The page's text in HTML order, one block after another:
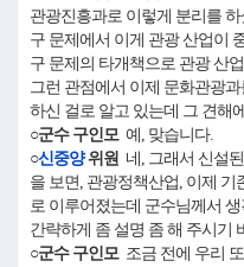
관광진흥과로 이렇게 분리를
구 문제에서 이게 관광 산업이
구 문제의 타개책으로 관광 산
그런 관점에서 이제 문화관광
하신 걸로 알고 있는데 그 견해
○군수 구인모예, 맞습니다.
○신중양위원 네, 그래서 신설
을 보면, 관광정책산업, 이제
로 이루어졌는데 군수님께서
간략하게 좀 설명 좀 해 주시기
○군수 구인모조금 전에 우리